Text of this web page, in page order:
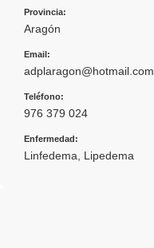
Provincia:
Aragón
Email:
adplaragon@hotmail.com
Teléfono:
976 379 024
Enfermedad:
Linfedema Lipedema